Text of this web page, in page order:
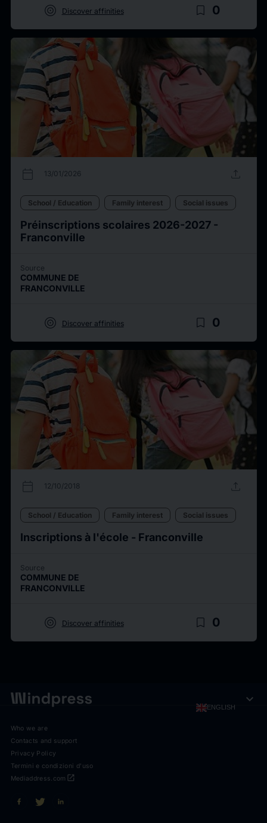
target Discover affinities bookmark_border 0
calendar_today 13/01/2026 upload
School / Education Family interest Social issues
Préinscriptions scolaires 2026-2027 -
Franconville
Source
COMMUNE DE
FRANCONVILLE
target Discover affinities bookmark_border 0
calendar_today 12/10/2018 upload
School / Education Family interest Social issues
Inscriptions à l'école - Franconville
Source
COMMUNE DE
FRANCONVILLE
target Discover affinities bookmark_border 0
ENGLISH expand_more
Who we are
Contacts and support
Privacy Policy
Termini e condizioni d'uso
open_in_new
Mediaddress.com